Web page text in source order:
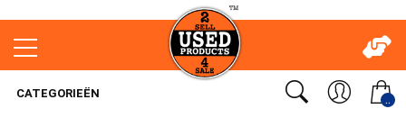
..
CATEGORIEËN